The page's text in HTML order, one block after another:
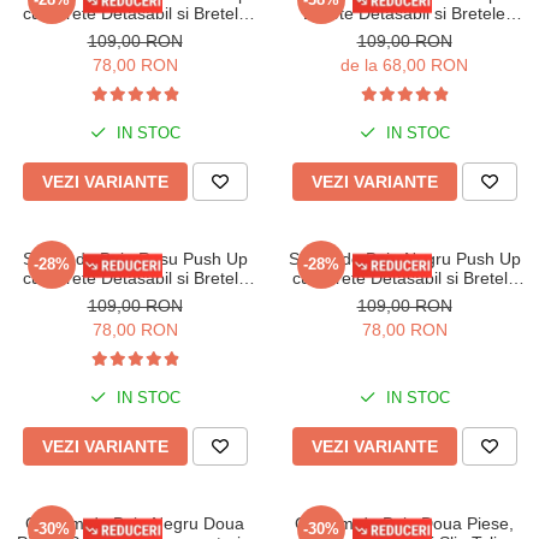
cu Burete Detasabil si Bretele
Ajustabile Lm065
109,00 RON
78,00 RON
IN STOC
VEZI VARIANTE
Burete Detasabil si Bretele
Ajustabile Lm065
109,00 RON
de la 68,00 RON
IN STOC
VEZI VARIANTE
-28%
Sutien de Baie Rosu Push Up
cu Burete Detasabil si Bretele
Ajustabile Lm065
109,00 RON
78,00 RON
IN STOC
VEZI VARIANTE
-28%
Sutien de Baie Negru Push Up
cu Burete Detasabil si Bretele
Ajustabile Lm065
109,00 RON
78,00 RON
IN STOC
VEZI VARIANTE
-30%
Costum de Baie Negru Doua
-30%
Costum de Baie Doua Piese,